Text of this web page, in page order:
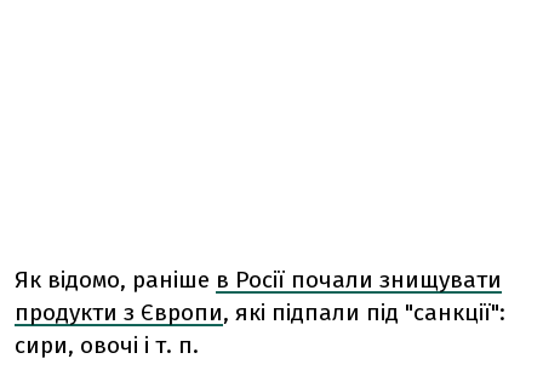
Як відомо, раніше в Росії почали знищувати
продукти з Європи, які підпали під "санкції":
сири, овочі і т. п.